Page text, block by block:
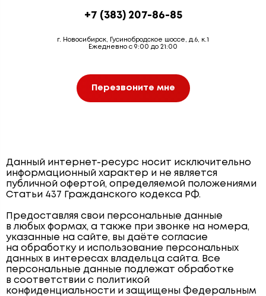
+7 (383) 207-86-85
г. Новосибирск, Гусинобродское шоссе, д.6, к.1
Ежедневно с 9:00 до 21:00
Перезвоните мне
Данный интернет-ресурс носит исключительно
информационный характер и не является
публичной офертой, определяемой положениями
Статьи 437 Гражданского кодекса РФ.
Предоставляя свои персональные данные
в любых формах, а также при звонке на номера,
указанные на сайте, вы даёте согласие
на обработку и использование персональных
данных в интересах владельца сайта. Все
персональные данные подлежат обработке
в соответствии с политикой
конфиденциальности и защищены Федеральным